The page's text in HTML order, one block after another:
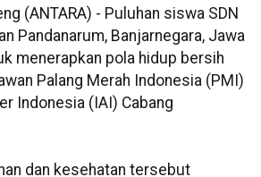
(ANTARA) - Puluhan siswa SDN
Pandanarum, Banjarnegara, Jawa
menerapkan pola hidup bersih
Palang Merah Indonesia (PMI)
Indonesia (IAI) Cabang
dan kesehatan tersebut